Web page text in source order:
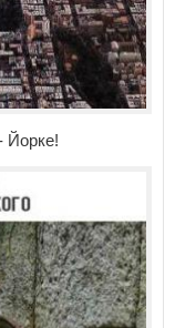
Йорке!